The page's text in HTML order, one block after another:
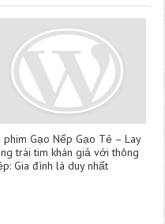
phim Gạo Nếp Gạo Tẻ – Lay
trái tim khán giả với thông
Gia đình là duy nhất